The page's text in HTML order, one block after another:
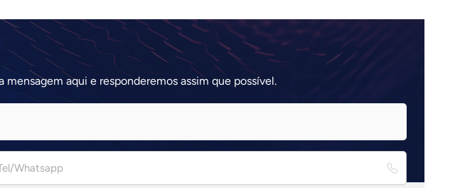
aqui e responderemos assim que possível.